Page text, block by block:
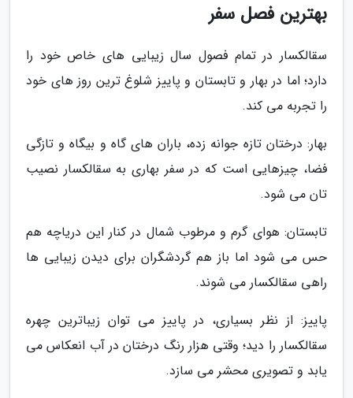
بهترین فصل سفر
سقالکسار در تمام فصول سال زیبایی های خاص خود را
دارد؛ اما در بهار و تابستان و پاییز شلوغ ترین روز های خود
را تجربه می کند.
بهار: درختان تازه جوانه زده، باران های گاه و بیگاه و تازگی
فضا، چیزهایی است که در سفر بهاری به سقالکسار نصیب
تان می شود.
تابستان: هوای گرم و مرطوب شمال در کنار این دریاچه هم
حس می شود اما باز هم گردشگران برای دیدن زیبایی ها
راهی سقالکسار می شوند.
پاییز: از نظر بسیاری، در پاییز می توان زیباترین چهره
سقالکسار را دید؛ وقتی هزار رنگ درختان در آب انعکاس می
یابد و تصویری محشر می سازد.